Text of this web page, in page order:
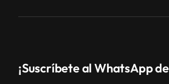
¡Suscríbete al WhatsApp